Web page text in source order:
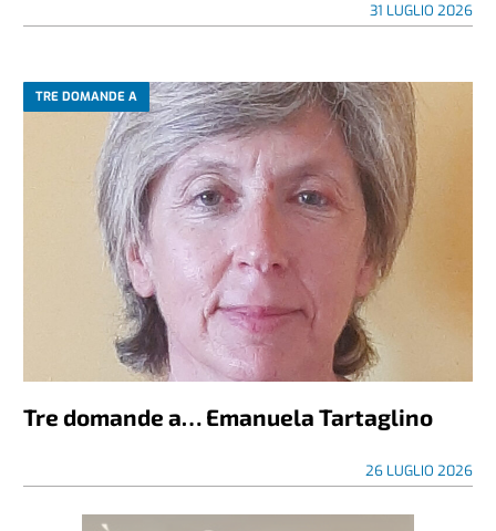
31 LUGLIO 2026
TRE DOMANDE A
Tre domande a… Emanuela Tartaglino
26 LUGLIO 2026